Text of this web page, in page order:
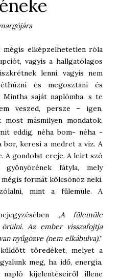
elképzelhetetlen róla
vagyis a hallgatólagos
lenni, vagyis nem
és megosztani és
Mintha saját naplómba, s te
veszed, persze – igen,
másmilyen mondatok,
eddig, néha bom- néha -
bor, keresi a medret a víz. A
A gondolat ereje. A leírt szó
fátyla, mely
formát kölcsönöz neki.
mint a fülemüle. A
„A fülemüle
Az ember visszafojtja
nyűgözve (nem elkábulva).”
töredéket, melyet a
meg, ha idő, energia,
kijelentéseiről illene